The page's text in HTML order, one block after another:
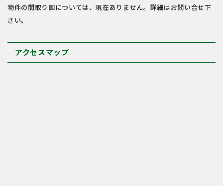
物件の間取り図については、現在ありません。詳細はお問い合せ下
さい。
アクセスマップ